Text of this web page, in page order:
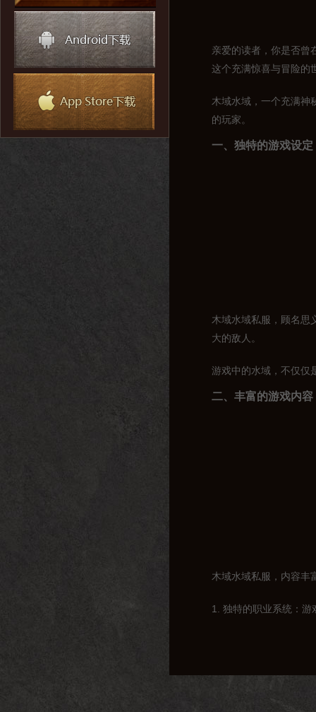
亲爱的读者，你是否
这个充满惊喜与冒险的
木域水域，一个充满神
的玩家。
一、独特的游戏设定
木域水域私服，顾名思
大的敌人。
游戏中的水域，不仅仅
二、丰富的游戏内容
木域水域私服，内容丰
1. 独特的职业系统：
3. 刺激的战斗体验：木